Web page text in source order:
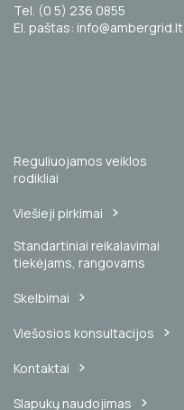
Tel. (0 5) 236 0855
El. paštas: info@ambergrid.lt
Reguliuojamos veiklos
rodikliai
Viešieji pirkimai
Standartiniai reikalavimai
tiekėjams, rangovams
Skelbimai
Viešosios konsultacijos
Kontaktai
Slapukų naudojimas